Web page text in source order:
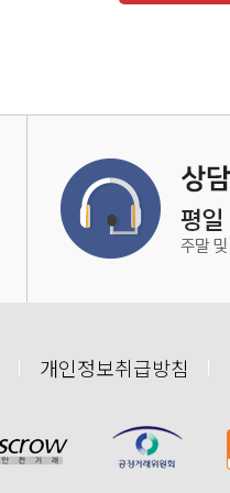
개인정보취급방침